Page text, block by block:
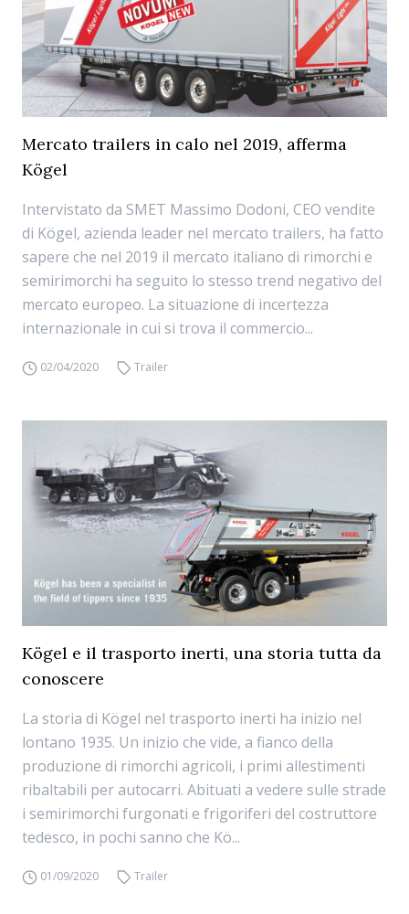
Mercato trailers in calo nel 2019, afferma
Kögel
Intervistato da SMET Massimo Dodoni, CEO vendite
di Kögel, azienda leader nel mercato trailers, ha fatto
sapere che nel 2019 il mercato italiano di rimorchi e
semirimorchi ha seguito lo stesso trend negativo del
mercato europeo. La situazione di incertezza
internazionale in cui si trova il commercio...
02/04/2020 Trailer
Kögel e il trasporto inerti, una storia tutta da
conoscere
La storia di Kögel nel trasporto inerti ha inizio nel
lontano 1935. Un inizio che vide, a fianco della
produzione di rimorchi agricoli, i primi allestimenti
ribaltabili per autocarri. Abituati a vedere sulle strade
i semirimorchi furgonati e frigoriferi del costruttore
tedesco, in pochi sanno che Kö...
01/09/2020 Trailer